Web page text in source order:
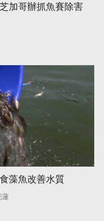
加哥辦抓魚賽除害
藻魚改善水質
蓮